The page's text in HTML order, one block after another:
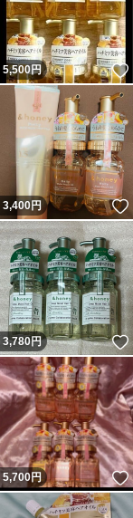
いいね！
5,500円
いいね！
3,400円
いね！
3,780円
いいね！
5,700円